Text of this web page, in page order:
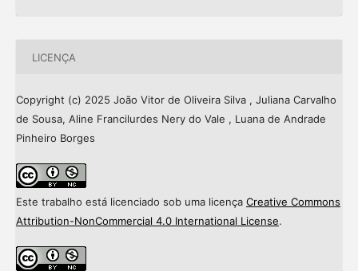
LICENÇA
Copyright (c) 2025 João Vitor de Oliveira Silva , Juliana Carvalho
de Sousa, Aline Francilurdes Nery do Vale , Luana de Andrade
Pinheiro Borges
Este trabalho está licenciado sob uma licença Creative Commons
Attribution-NonCommercial 4.0 International License.